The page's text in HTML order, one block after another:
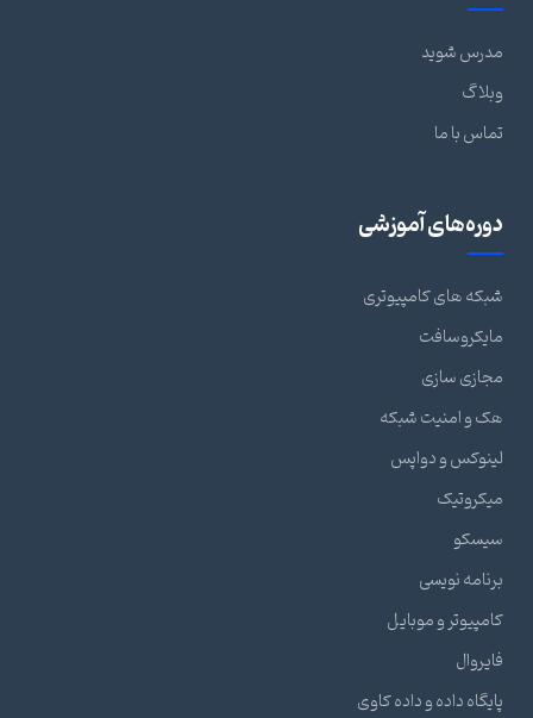
مدرس شوید
وبلاگ
تماس با ما
دوره‌های آموزشی
شبکه های کامپیوتری
مایکروسافت
مجازی سازی
هک و امنیت شبکه
لینوکس و دواپس
میکروتیک
سیسکو
برنامه نویسی
کامپیوتر و موبایل
فایروال
پایگاه داده و داده کاوی